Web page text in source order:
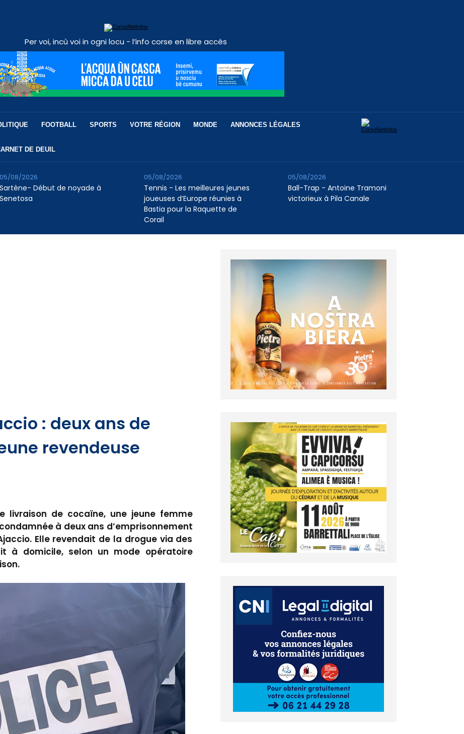
Per voi, incù voi in ogni locu - l’info corse en libre accès
FOOTBALL SPORTS VOTRE RÉGION MONDE ANNONCES LÉGALES
DE DEUIL
Sartène- Début de noyade à
Senetosa
05/08/2026
Tennis - Les meilleures jeunes
joueuses d’Europe réunies à
Bastia pour la Raquette de
Corail
05/08/2026
Ball-Trap - Antoine Tramoni
victorieux à Pila Canale
05/08/2026
: deux ans de
revendeuse
livraison de cocaïne, une jeune femme
à deux ans d’emprisonnement
Elle revendait de la drogue via des
à domicile, selon un mode opératoire